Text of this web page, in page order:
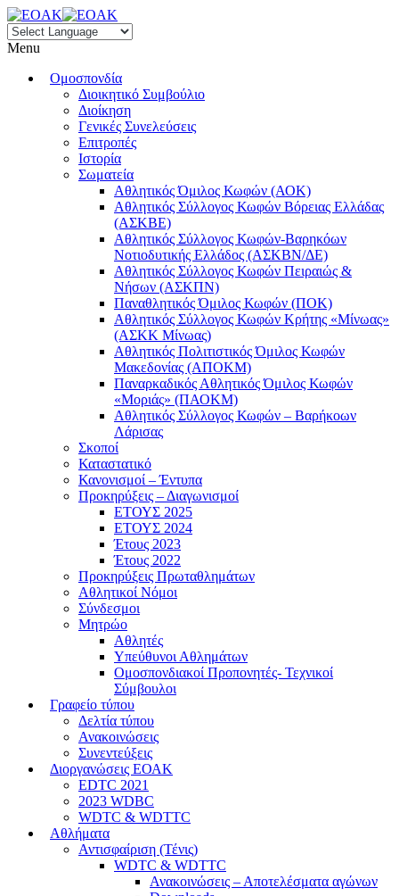
Menu
Ομοσπονδία
Διοικητικό Συμβούλιο
Διοίκηση
Γενικές Συνελεύσεις
Επιτροπές
Ιστορία
Σωματεία
Αθλητικός Όμιλος Κωφών (ΑΟΚ)
Αθλητικός Σύλλογος Κωφών Βόρειας Ελλάδας
(ΑΣΚΒΕ)
Αθλητικός Σύλλογος Κωφών-Βαρηκόων
Νοτιοδυτικής Ελλάδος (ΑΣΚΒΝ/ΔΕ)
Αθλητικός Σύλλογος Κωφών Πειραιώς &
Νήσων (ΑΣΚΠΝ)
Παναθλητικός Όμιλος Κωφών (ΠΟΚ)
Αθλητικός Σύλλογος Κωφών Κρήτης «Μίνωας»
(ΑΣΚΚ Μίνωας)
Αθλητικός Πολιτιστικός Όμιλος Κωφών
Μακεδονίας (ΑΠΟΚΜ)
Παναρκαδικός Αθλητικός Όμιλος Κωφών
«Μοριάς» (ΠΑΟΚΜ)
Αθλητικός Σύλλογος Κωφών – Βαρήκοων
Λάρισας
Σκοποί
Καταστατικό
Κανονισμοί – Έντυπα
Προκηρύξεις – Διαγωνισμοί
ΕΤΟΥΣ 2025
ΕΤΟΥΣ 2024
Έτους 2023
Έτους 2022
Προκηρύξεις Πρωταθλημάτων
Αθλητικοί Νόμοι
Σύνδεσμοι
Μητρώο
Αθλητές
Υπεύθυνοι Αθλημάτων
Ομοσπονδιακοί Προπονητές- Τεχνικοί
Σύμβουλοι
Γραφείο τύπου
Δελτία τύπου
Ανακοινώσεις
Συνεντεύξεις
Διοργανώσεις ΕΟΑΚ
EDTC 2021
2023 WDBC
WDTC & WDTTC
Αθλήματα
Αντισφαίριση (Τένις)
WDTC & WDTTC
Ανακοινώσεις – Αποτελέσματα αγώνων